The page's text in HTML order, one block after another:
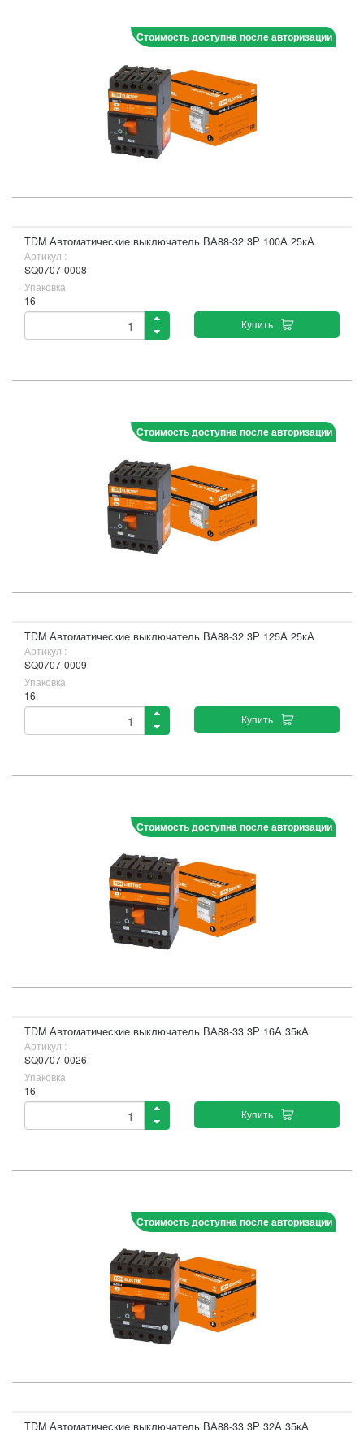
Стоимость доступна после авторизации
TDM Автоматические выключатель ВА88-32 3Р 100А 25кА
Артикул :
SQ0707-0008
Упаковка
16
Купить
Стоимость доступна после авторизации
TDM Автоматические выключатель ВА88-32 3Р 125А 25кА
Артикул :
SQ0707-0009
Упаковка
16
Купить
Стоимость доступна после авторизации
TDM Автоматические выключатель ВА88-33 3Р 16А 35кА
Артикул :
SQ0707-0026
Упаковка
16
Купить
Стоимость доступна после авторизации
TDM Автоматические выключатель ВА88-33 3Р 32А 35кА